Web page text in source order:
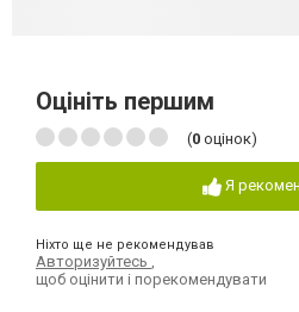
Оцініть першим
(0 оцінок)
Я
Ніхто ще не рекомендував
Авторизуйтесь
щоб оцінити і порекомендувати